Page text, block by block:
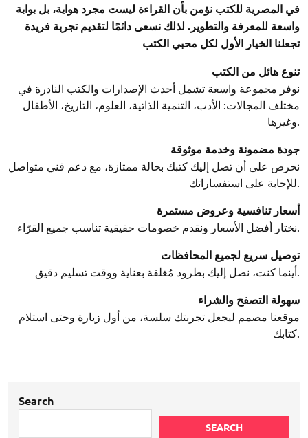
في المصرية للكتب نؤمن بأن القراءة ليست مجرد هواية، بل بوابة
واسعة للمعرفة والتطوير. لذلك نسعى دائمًا لتقديم تجربة فريدة
تجعلنا الخيار الأول لكل محبي الكتب
تنوع هائل من الكتب
نوفر مجموعة واسعة تشمل أحدث الإصدارات والكتب النادرة في
مختلف المجالات: الأدب، التنمية الذاتية، العلوم، التاريخ، الأطفال
جودة مضمونة وخدمة موثوقة
نحرص على أن تصل إليك كتبك بحالة ممتازة، مع دعم فني متواصل
أسعار تنافسية وعروض مستمرة
توصيل سريع لجميع المحافظات
سهولة التصفح والشراء
موقعنا مصمم ليجعل تجربتك سلسة، من أول زيارة وحتى استلام
Search
SEARCH